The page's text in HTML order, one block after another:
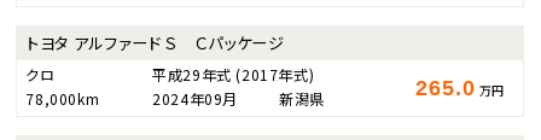
トヨタ アルファード Ｓ Ｃパッケージ
クロ 平成29年式(2017年式)
78,000km
2024年09月 新潟県 265.0 万円